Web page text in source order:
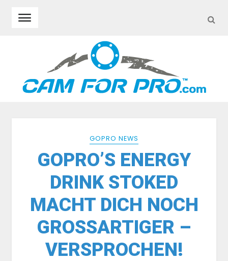
GOPRO NEWS
GOPRO’S ENERGY
DRINK STOKED
MACHT DICH NOCH
GROSSARTIGER – V
ERSPROCHEN!